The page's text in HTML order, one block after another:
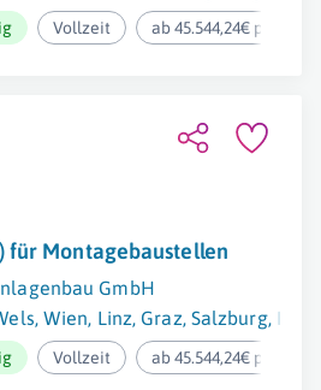
Vollzeit ab 45.544,24€ pro Jahr
für Montagebaustellen
GmbH
,Wien, Linz, Graz, Salzburg,
Vollzeit ab 45.544,24€ pro Jahr